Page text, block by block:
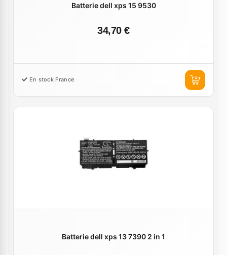
Batterie dell xps 15 9530
34,70 €
En stock France
Batterie dell xps 13 7390 2 in 1